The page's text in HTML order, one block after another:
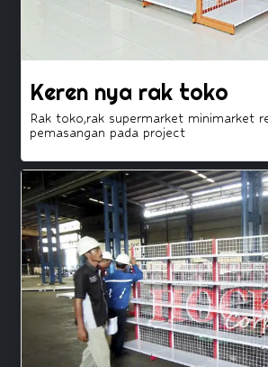
Keren nya rak toko
Rak toko,rak supermarket minimarket
pemasangan pada project